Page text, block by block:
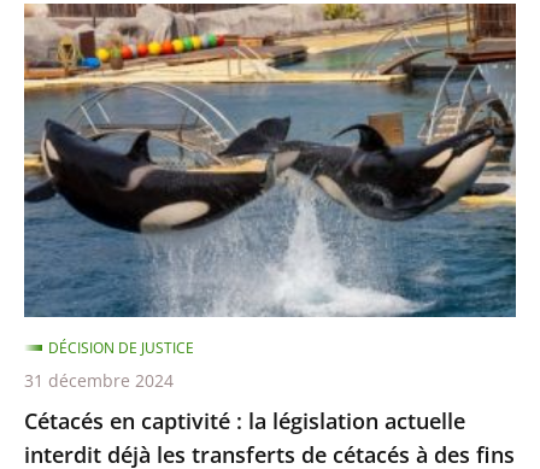
après
avant
Cétacés
en
captivité
la
législation
actuelle
interdit
déjà
les
transferts
de
cétacés
à
Cétacés en captivité : la législation actuelle
interdit déjà les transferts de cétacés à des fins
DÉCISION DE JUSTICE
31 décembre 2024